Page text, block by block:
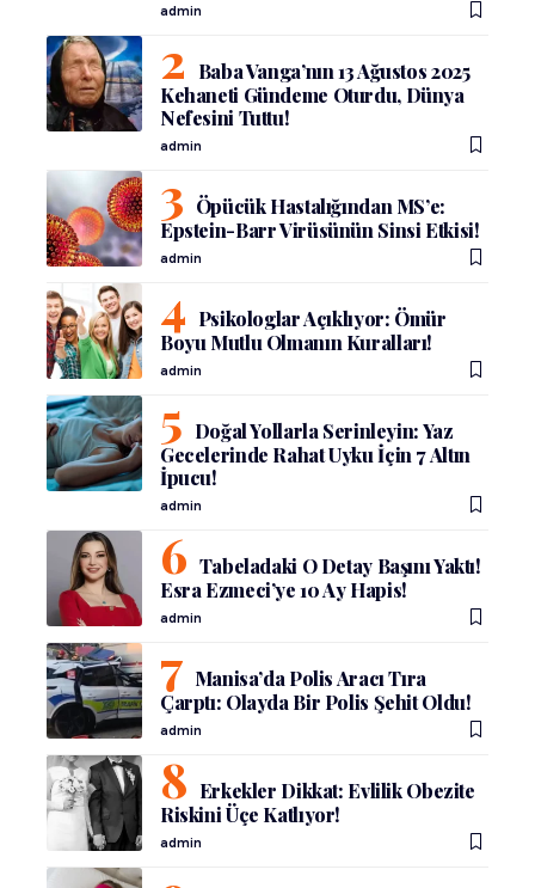
admin
Baba Vanga’nın 13 Ağustos 2025
Kehaneti Gündeme Oturdu, Dünya
Nefesini Tuttu!
admin
Öpücük Hastalığından MS’e:
Epstein-Barr Virüsünün Sinsi Etkisi!
admin
Psikologlar Açıklıyor: Ömür
Boyu Mutlu Olmanın Kuralları!
admin
Doğal Yollarla Serinleyin: Yaz
Gecelerinde Rahat Uyku İçin 7 Altın
İpucu!
admin
Tabeladaki O Detay Başını Yaktı!
Esra Ezmeci’ye 10 Ay Hapis!
admin
Manisa’da Polis Aracı Tıra
Çarptı: Olayda Bir Polis Şehit Oldu!
admin
Erkekler Dikkat: Evlilik Obezite
Riskini Üçe Katlıyor!
admin